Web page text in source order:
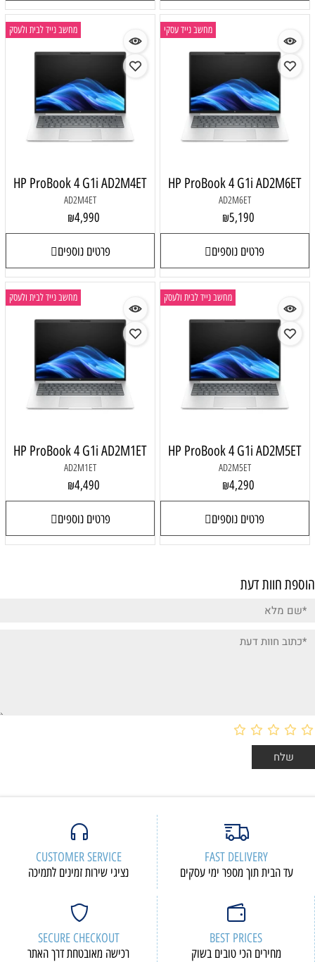
מחשב נייד עסקי
HP ProBook 4 G1i AD2M6ET
AD2M6ET
₪5,190
פרטים נוספים
מחשב נייד לבית ולעסק
HP ProBook 4 G1i AD2M4ET
AD2M4ET
₪4,990
פרטים נוספים
מחשב נייד לבית ולעסק
HP ProBook 4 G1i AD2M5ET
AD2M5ET
₪4,290
פרטים נוספים
מחשב נייד לבית ולעסק
HP ProBook 4 G1i AD2M1ET
AD2M1ET
₪4,490
פרטים נוספים
הוספת חוות דעת
FAST DELIVERY
עד הבית תוך מספר ימי עסקים
CUSTOMER SERVICE
נציגי שירות זמינים לתמיכה
BEST PRICES
מחירים הכי טובים בשוק
SECURE CHECKOUT
רכישה מאובטחת דרך האתר